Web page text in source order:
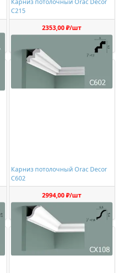
Карниз потолочный Orac Decor
C215
2353,00 ₽/шт
Карниз потолочный Orac Decor
C602
2994,00 ₽/шт